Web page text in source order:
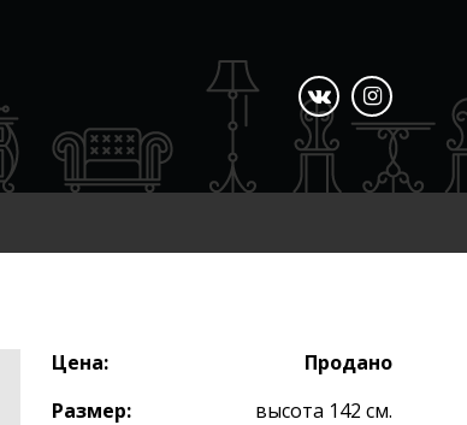
Цена:
Продано
Размер:
высота 142 см.